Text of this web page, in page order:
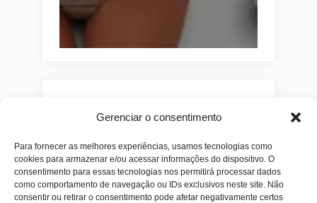
Gerenciar o consentimento
Para fornecer as melhores experiências, usamos tecnologias como
cookies para armazenar e/ou acessar informações do dispositivo. O
consentimento para essas tecnologias nos permitirá processar dados
como comportamento de navegação ou IDs exclusivos neste site. Não
consentir ou retirar o consentimento pode afetar negativamente certos